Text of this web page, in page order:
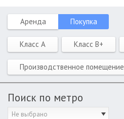
Аренда Покупка
Класс A Класс B+
Производственное помещение
Поиск по метро
Не выбрано